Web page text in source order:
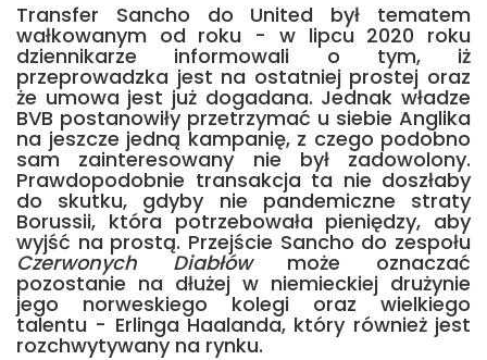
Transfer Sancho do United był tematem
wałkowanym od roku - w lipcu 2020 roku
dziennikarze informowali o tym, iż
przeprowadzka jest na ostatniej prostej oraz
że umowa jest już dogadana. Jednak władze
BVB postanowiły przetrzymać u siebie Anglika
na jeszcze jedną kampanię, z czego podobno
sam zainteresowany nie był zadowolony.
Prawdopodobnie transakcja ta nie doszłaby
do skutku, gdyby nie pandemiczne straty
Borussii, która potrzebowała pieniędzy, aby
wyjść na prostą. Przejście Sancho do zespołu
Czerwonych Diabłówmoże oznaczać
pozostanie na dłużej w niemieckiej drużynie
jego norweskiego kolegi oraz wielkiego
talentu - Erlinga Haalanda, który również jest
rozchwytywany na rynku.